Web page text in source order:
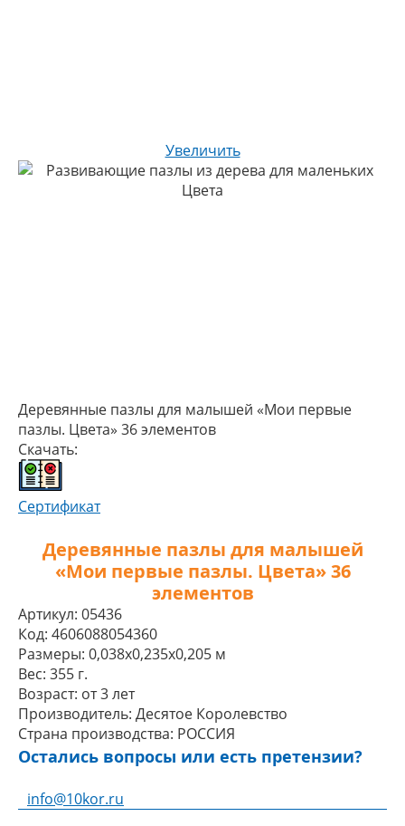
Увеличить
Деревянные пазлы для малышей «Мои первые
пазлы. Цвета» 36 элементов
Скачать:
Сертификат
Деревянные пазлы для малышей
«Мои первые пазлы. Цвета» 36
элементов
Артикул: 05436
Код: 4606088054360
Размеры: 0,038x0,235x0,205 м
Вес: 355 г.
Возраст: от 3 лет
Производитель: Десятое Королевство
Страна производства: РОССИЯ
Остались вопросы или есть претензии?
info@10kor.ru